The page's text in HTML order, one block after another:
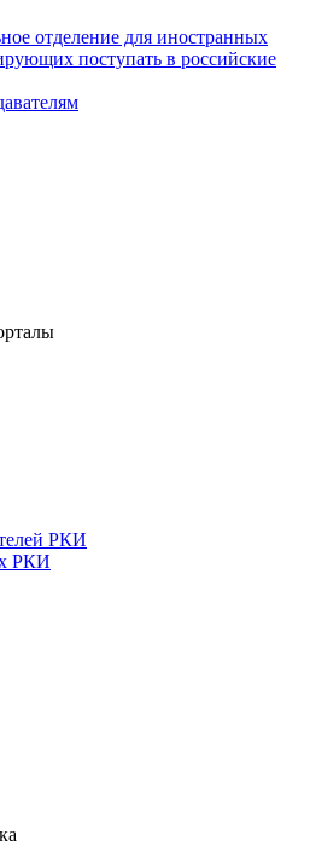
отделение для иностранных
поступать в российские
РКИ
РКИ